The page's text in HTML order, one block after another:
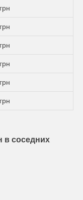
в соседних